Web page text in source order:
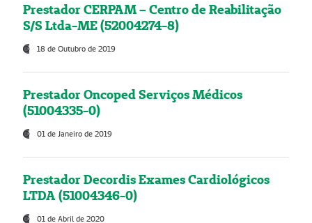
Prestador CERPAM – Centro de Reabilitação
S/S Ltda-ME (52004274-8)
18 de Outubro de 2019
Prestador Oncoped Serviços Médicos
(51004335-0)
01 de Janeiro de 2019
Prestador Decordis Exames Cardiológicos
LTDA (51004346-0)
01 de Abril de 2020